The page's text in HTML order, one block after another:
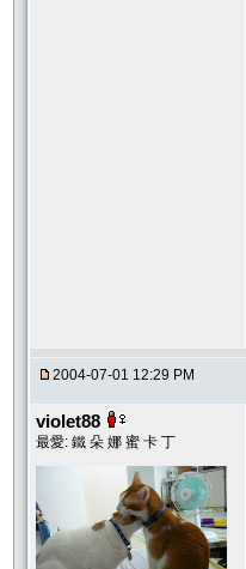
2004-07-01 12:29 PM
violet88
最愛: 鐵 朵 娜 蜜 卡 丁